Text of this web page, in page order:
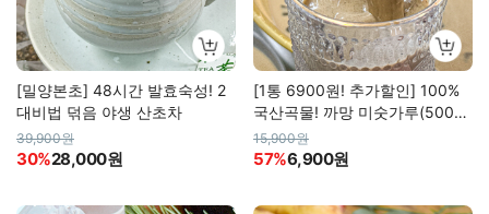
[밀양본초] 48시간 발효숙성! 2
대비법 덖음 야생 산초차
39,900원
30%28,000원
[1통 6900원! 추가할인] 100%
국산곡물! 까망 미숫가루(500g/
1kg)
15,900원
57%6,900원